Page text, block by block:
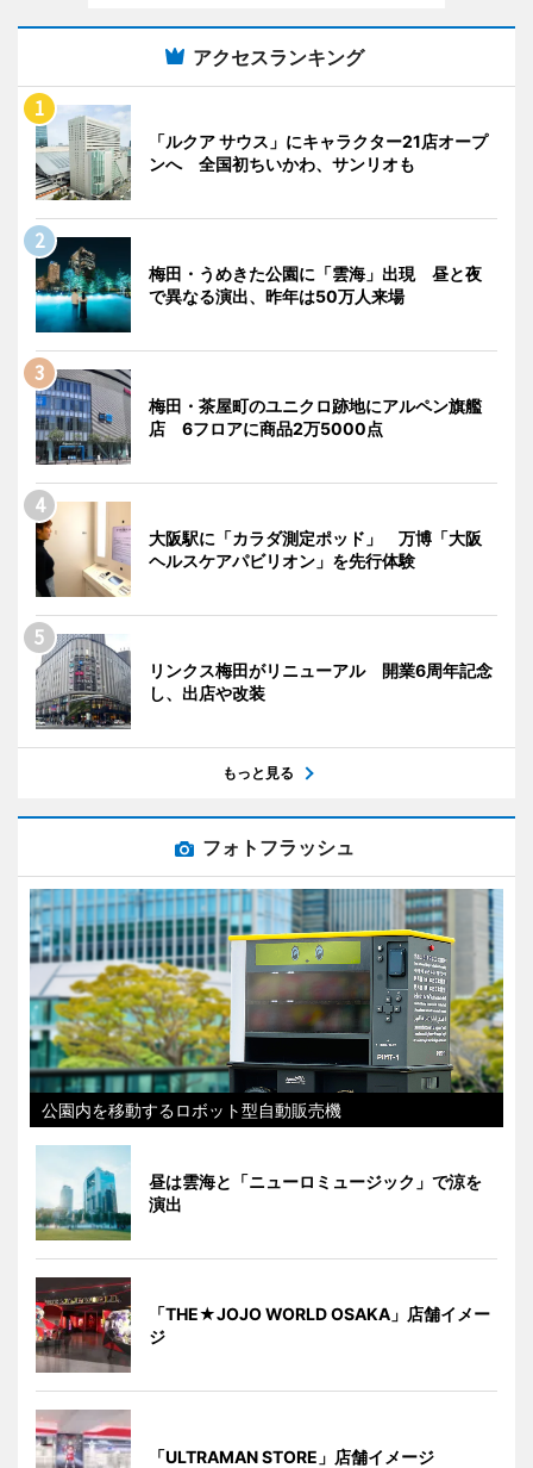
アクセスランキング
「ルクア サウス」にキャラクター21店オープ
ンへ 全国初ちいかわ、サンリオも
梅田・うめきた公園に「雲海」出現 昼と夜
で異なる演出、昨年は50万人来場
梅田・茶屋町のユニクロ跡地にアルペン旗艦
店 6フロアに商品2万5000点
大阪駅に「カラダ測定ポッド」 万博「大阪
ヘルスケアパビリオン」を先行体験
リンクス梅田がリニューアル 開業6周年記念
し、出店や改装
もっと見る
フォトフラッシュ
公園内を移動するロボット型自動販売機
昼は雲海と「ニューロミュージック」で涼を
演出
「THE★JOJO WORLD OSAKA」店舗イメー
ジ
「ULTRAMAN STORE」店舗イメージ